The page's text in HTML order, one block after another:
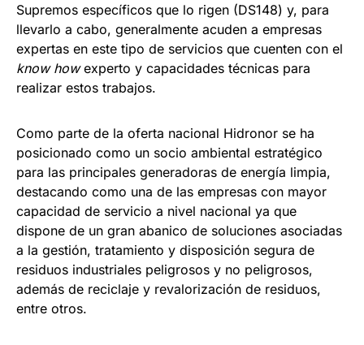
Supremos específicos que lo rigen (DS148) y, para
llevarlo a cabo, generalmente acuden a empresas
expertas en este tipo de servicios que cuenten con el
know howexperto y capacidades técnicas para
realizar estos trabajos.
Como parte de la oferta nacional Hidronor se ha
posicionado como un socio ambiental estratégico
para las principales generadoras de energía limpia,
destacando como una de las empresas con mayor
capacidad de servicio a nivel nacional ya que
dispone de un gran abanico de soluciones asociadas
a la gestión, tratamiento y disposición segura de
residuos industriales peligrosos y no peligrosos,
además de reciclaje y revalorización de residuos,
entre otros.